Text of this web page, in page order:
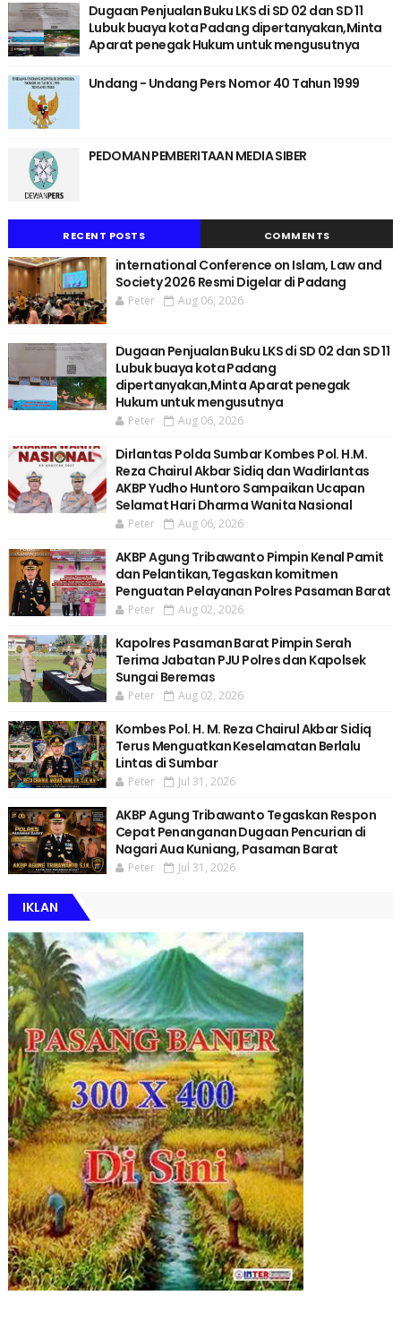
Dugaan Penjualan Buku LKS di SD 02 dan SD 11
Lubuk buaya kota Padang dipertanyakan,Minta
Aparat penegak Hukum untuk mengusutnya
Undang - Undang Pers Nomor 40 Tahun 1999
PEDOMAN PEMBERITAAN MEDIA SIBER
RECENT POSTS COMMENTS
international Conference on Islam, Law and
Society 2026 Resmi Digelar di Padang
Peter Aug 06, 2026
Dugaan Penjualan Buku LKS di SD 02 dan SD 11
Lubuk buaya kota Padang
dipertanyakan,Minta Aparat penegak
Hukum untuk mengusutnya
Peter Aug 06, 2026
Dirlantas Polda Sumbar Kombes Pol. H.M.
Reza Chairul Akbar Sidiq dan Wadirlantas
AKBP Yudho Huntoro Sampaikan Ucapan
Selamat Hari Dharma Wanita Nasional
Peter Aug 06, 2026
AKBP Agung Tribawanto Pimpin Kenal Pamit
dan Pelantikan,Tegaskan komitmen
Penguatan Pelayanan Polres Pasaman Barat
Peter Aug 02, 2026
Kapolres Pasaman Barat Pimpin Serah
Terima Jabatan PJU Polres dan Kapolsek
Sungai Beremas
Peter Aug 02, 2026
Kombes Pol. H. M. Reza Chairul Akbar Sidiq
Terus Menguatkan Keselamatan Berlalu
Lintas di Sumbar
Peter Jul 31, 2026
AKBP Agung Tribawanto Tegaskan Respon
Cepat Penanganan Dugaan Pencurian di
Nagari Aua Kuniang, Pasaman Barat
Peter Jul 31, 2026
IKLAN